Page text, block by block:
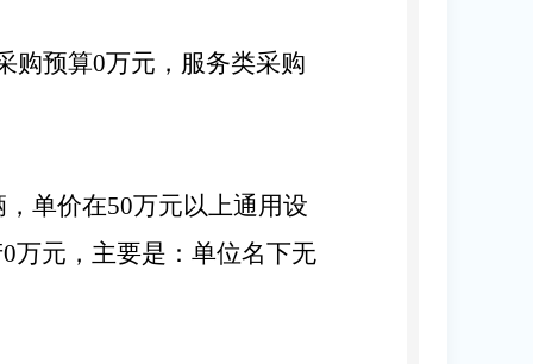
购预算0万元，服务类采购
，单价在50万元以上通用设
0万元，主要是： 单位名下无